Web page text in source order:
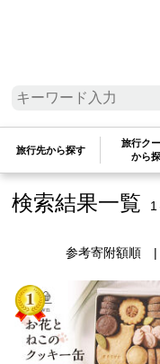
旅行先から探す
旅行ク
から
検索結果一覧
参考寄附額順